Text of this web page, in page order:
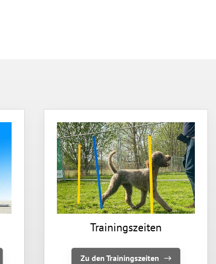
Trainingszeiten
Zu den Trainingszeiten